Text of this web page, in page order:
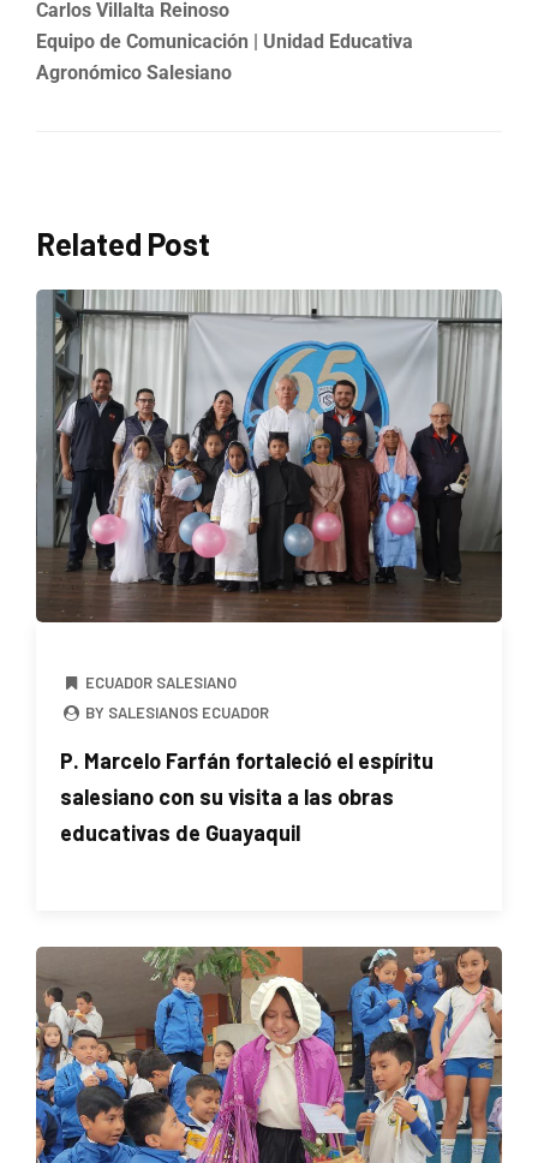
Carlos Villalta Reinoso
Equipo de Comunicación | Unidad Educativa
Agronómico Salesiano
Related Post
ECUADOR SALESIANO
BY SALESIANOS ECUADOR
P. Marcelo Farfán fortaleció el espíritu
salesiano con su visita a las obras
educativas de Guayaquil